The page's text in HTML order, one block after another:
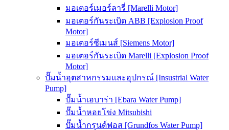
มอเตอร์เมอร์ลารี่ [Marelli Motor]
มอเตอร์กันระเบิด ABB [Explosion Proof
Motor]
มอเตอร์ซีเมนส์ [Siemens Motor]
มอเตอร์กันระเบิด Marelli [Explosion Proof
Motor]
ปั๊มน้ำอุตสาหกรรมและอุปกรณ์ [Insustrial Water
Pump]
ปั๊มน้ำเอบาร่า [Ebara Water Pump]
ปั๊มน้ำหอยโข่ง Mitsubishi
ปั๊มน้ำกรุนด์ฟอส [Grundfos Water Pump]